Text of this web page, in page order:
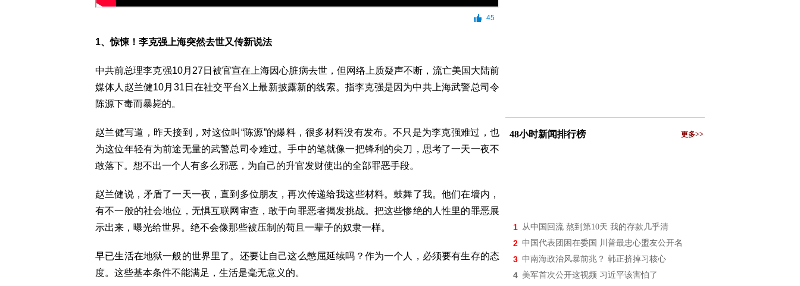
45
1、惊悚！李克强上海突然去世又传新说法
中共前总理李克强10月27日被官宣在上海因心脏病去世，但网络上质疑声不断，流亡美国大陆前
媒体人赵兰健10月31日在社交平台X上最新披露新的线索。指李克强是因为中共上海武警总司令
陈源下毒而暴毙的。
赵兰健写道，昨天接到，对这位叫“陈源”的爆料，很多材料没有发布。不只是为李克强难过，也
为这位年轻有为前途无量的武警总司令难过。手中的笔就像一把锋利的尖刀，思考了一天一夜不
敢落下。想不出一个人有多么邪恶，为自己的升官发财使出的全部罪恶手段。
赵兰健说，矛盾了一天一夜，直到多位朋友，再次传递给我这些材料。鼓舞了我。他们在墙内，
有不一般的社会地位，无惧互联网审查，敢于向罪恶者揭发挑战。把这些惨绝的人性里的罪恶展
示出来，曝光给世界。绝不会像那些被压制的苟且一辈子的奴隶一样。
早已生活在地狱一般的世界里了。还要让自己这么憋屈延续吗？作为一个人，必须要有生存的态
度。这些基本条件不能满足，生活是毫无意义的。
48小时新闻排行榜 更多>>
1 从中国回流 熬到第10天 我的存款几乎清
2 中国代表团困在委国 川普最忠心盟友公开名
3 中南海政治风暴前兆？ 韩正挤掉习核心
4 美军首次公开这视频 习近平该害怕了